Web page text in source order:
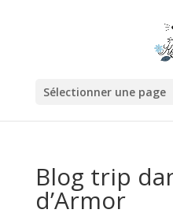
Sélectionner une page
Blog trip
d’Armor